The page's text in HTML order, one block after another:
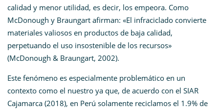
calidad y menor utilidad, es decir, los empeora. Como
McDonough y Braungart afirman: «El infraciclado convierte
materiales valiosos en productos de baja calidad,
perpetuando el uso insostenible de los recursos»
(McDonough & Braungart, 2002)​.
Este fenómeno es especialmente problemático en un
contexto como el nuestro ya que, de acuerdo con el SIAR
Cajamarca (2018), en Perú solamente reciclamos el 1.9% de